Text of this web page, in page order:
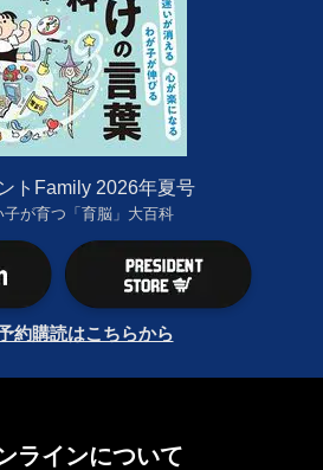
トFamily 2026年夏号
子が育つ「育脳」大百科
約購読はこちらから
ラインについて